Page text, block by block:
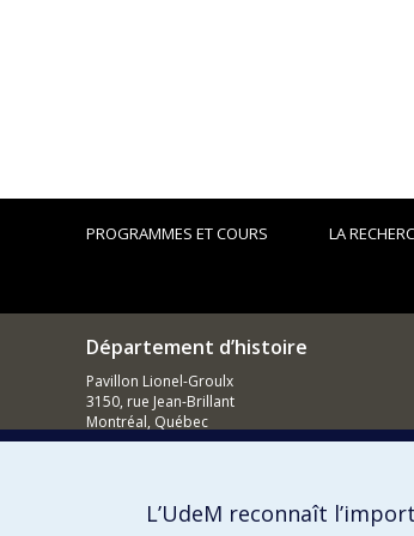
PROGRAMMES ET COURS LA
Département d’histoire
Pavillon Lionel-Groulx
3150, rue Jean-Brillant
Montréal, Québec
H3T 1N8
L’UdeM reconnaît